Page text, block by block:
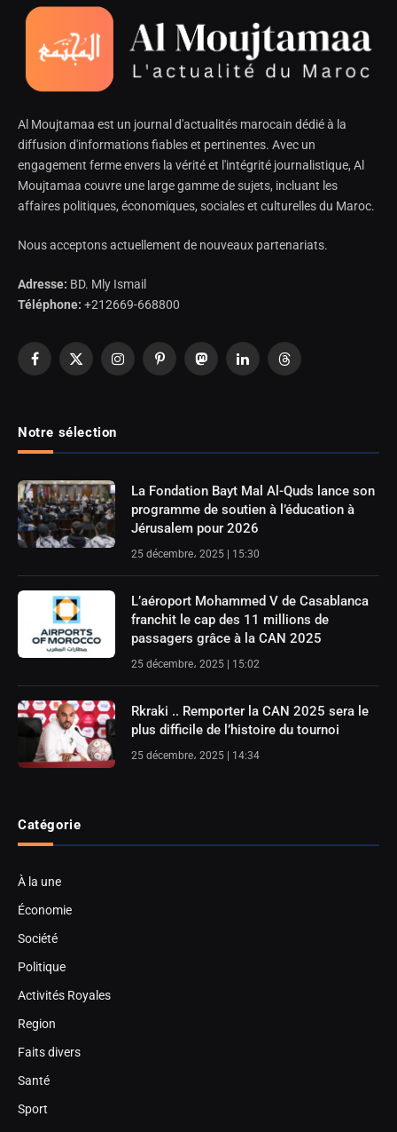
Al Moujtamaa est un journal d'actualités marocain dédié à la
diffusion d'informations fiables et pertinentes. Avec un
engagement ferme envers la vérité et l'intégrité journalistique, Al
Moujtamaa couvre une large gamme de sujets, incluant les
affaires politiques, économiques, sociales et culturelles du Maroc.
Nous acceptons actuellement de nouveaux partenariats.
Adresse: BD. Mly Ismail
Téléphone: +212669-668800
Facebook
X
InstagramPinterestMastodonLinkedInThreads
Notre sélection
La Fondation Bayt Mal Al-Quds lance son
programme de soutien à l’éducation à
Jérusalem pour 2026
25 décembre، 2025 | 15:30
L’aéroport Mohammed V de Casablanca
franchit le cap des 11 millions de
passagers grâce à la CAN 2025
25 décembre، 2025 | 15:02
Rkraki .. Remporter la CAN 2025 sera le
plus difficile de l’histoire du tournoi
25 décembre، 2025 | 14:34
Catégorie
À la une
Économie
Société
Politique
Activités Royales
Region
Faits divers
Santé
Sport